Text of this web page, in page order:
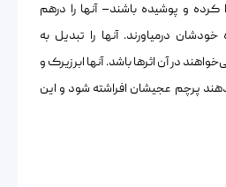
و پوشیده باشند– آنها را درهم
خودشان درمیاورند. آنها را تبدیل به
در آن اثرها باشد. آنها ابرزیرک و
پرچم عجیشان افراشته شود و این